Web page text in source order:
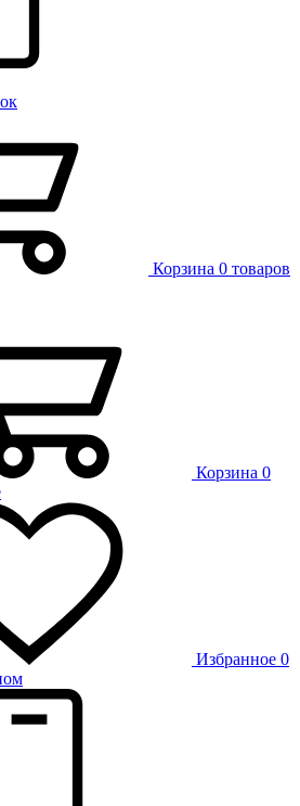
Корзина 0 товаров
Корзина 0
Избранное 0